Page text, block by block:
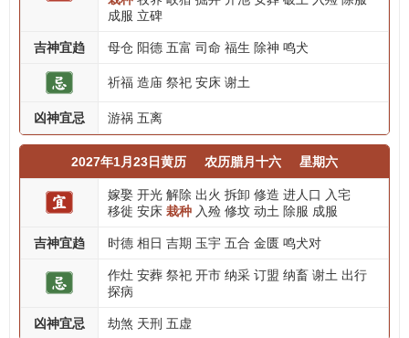
成服 立碑
吉神宜趋 母仓 阳德 五富 司命 福生 除神 鸣犬
祈福 造庙 祭祀 安床 谢土
凶神宜忌 游祸 五离
2027年1月23日黄历 农历腊月十六 星期六
嫁娶 开光 解除 出火 拆卸 修造 进人口 入宅
移徙 安床 栽种 入殓 修坟 动土 除服 成服
吉神宜趋 时德 相日 吉期 玉宇 五合 金匮 鸣犬对
作灶 安葬 祭祀 开市 纳采 订盟 纳畜 谢土 出行
探病
凶神宜忌 劫煞 天刑 五虚